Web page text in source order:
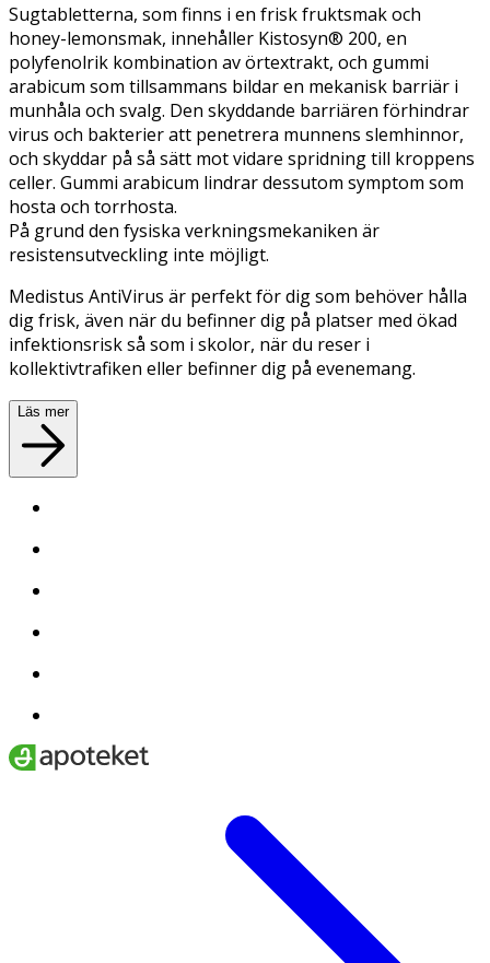
Sugtabletterna, som finns i en frisk fruktsmak och
honey-lemonsmak, innehåller Kistosyn® 200, en
polyfenolrik kombination av örtextrakt, och gummi
arabicum som tillsammans bildar en mekanisk barriär i
munhåla och svalg. Den skyddande barriären förhindrar
virus och bakterier att penetrera munnens slemhinnor,
och skyddar på så sätt mot vidare spridning till kroppens
celler. Gummi arabicum lindrar dessutom symptom som
hosta och torrhosta.
På grund den fysiska verkningsmekaniken är
resistensutveckling inte möjligt.
Medistus AntiVirus är perfekt för dig som behöver hålla
dig frisk, även när du befinner dig på platser med ökad
infektionsrisk så som i skolor, när du reser i
kollektivtrafiken eller befinner dig på evenemang.
Läs mer